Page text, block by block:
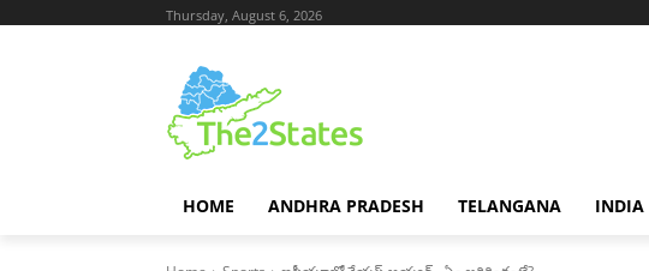
Thursday, August 6, 2026
HOME ANDHRA PRADESH TELANGANA INDIA